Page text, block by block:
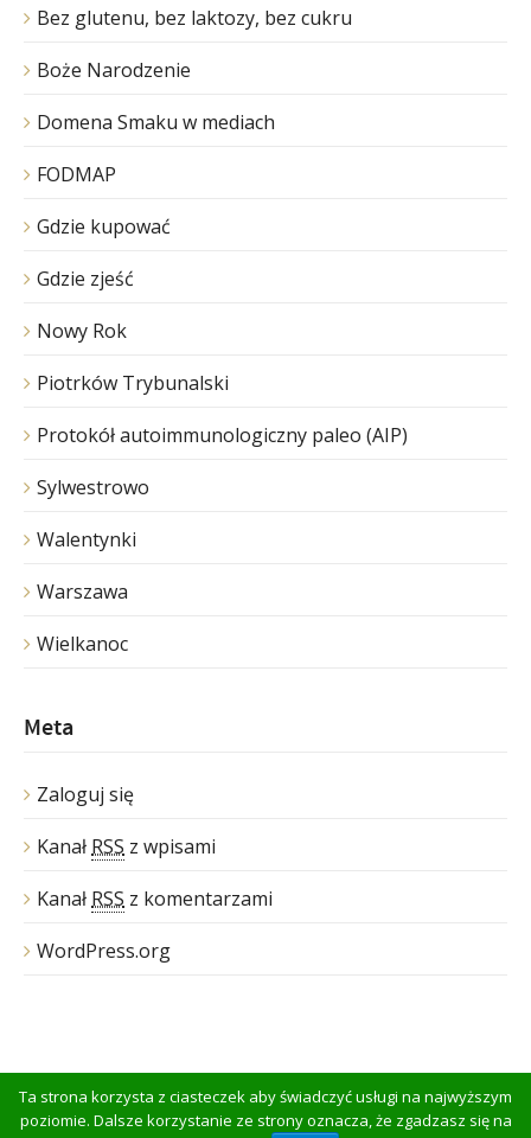
Bez glutenu, bez laktozy, bez cukru
Boże Narodzenie
Domena Smaku w mediach
FODMAP
Gdzie kupować
Gdzie zjeść
Nowy Rok
Piotrków Trybunalski
Protokół autoimmunologiczny paleo (AIP)
Sylwestrowo
Walentynki
Warszawa
Wielkanoc
Meta
Zaloguj się
Kanał RSS z wpisami
Kanał RSS z komentarzami
WordPress.org
© Copyright 2015domenasmaku.pl
Ta strona korzysta z ciasteczek aby świadczyć usługi na najwyższym
poziomie. Dalsze korzystanie ze strony oznacza, że zgadzasz się na